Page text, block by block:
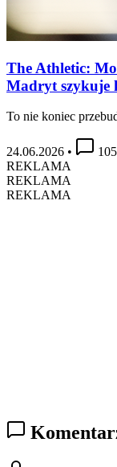
The Athletic:
Madryt szykuje
To nie koniec
24.06.2026 •
105
REKLAMA
REKLAMA
REKLAMA